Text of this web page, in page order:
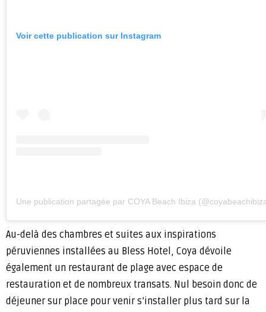
Voir cette publication sur Instagram
Une publication partagée par COYA Beach Ibiza
Au-delà des chambres et suites aux inspirations
péruviennes installées au Bless Hotel, Coya dévoile
également un restaurant de plage avec espace de
restauration et de nombreux transats. Nul besoin donc de
déjeuner sur place pour venir s’installer plus tard sur la